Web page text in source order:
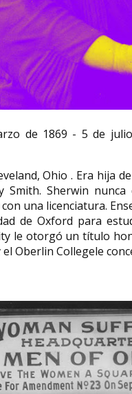
de 1869 - 5 de
Ohio . Era hija
Smith. Sherwin
una licenciatura.
de Oxford para
le otorgó un título
Oberlin Collegele